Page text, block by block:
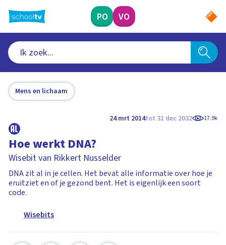
naar
hoofdinhoud
PO VO
Mens en lichaam
24 mrt 2014tot 31 dec 2032 17.9k
Hoe werkt DNA?
Wisebit van Rikkert Nusselder
DNA zit al in je cellen. Het bevat alle informatie over hoe je
eruitziet en of je gezond bent. Het is eigenlijk een soort
code.
Wisebits